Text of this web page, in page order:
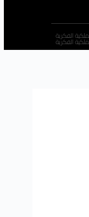
الفكرية
الفكرية